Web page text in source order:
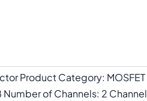
Product Category: MOSFET
of Channels: 2 Channel